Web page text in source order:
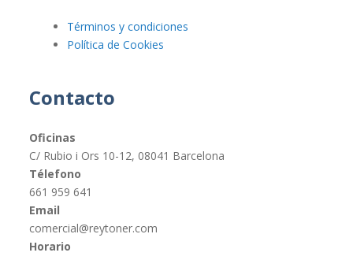
Términos y condiciones
Política de Cookies
Contacto
Oficinas
C/ Rubio i Ors 10-12, 08041 Barcelona
Télefono
661 959 641
Email
comercial@reytoner.com
Horario